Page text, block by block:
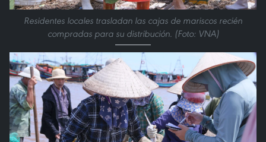
Residentes locales trasladan las cajas de mariscos recién
compradas para su distribución. (Foto: VNA)